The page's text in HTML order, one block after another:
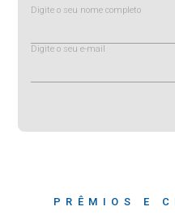
Digite o seu nome completo
Digite o seu e-mail
PRÊMIOS E